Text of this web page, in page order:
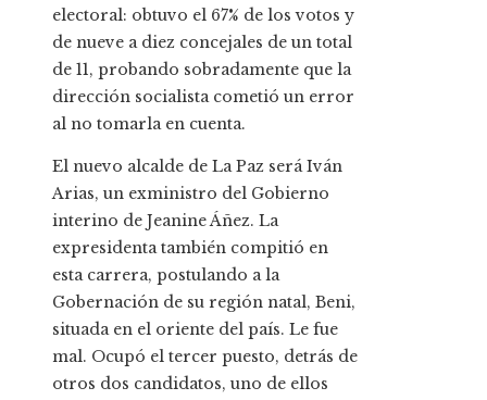
electoral: obtuvo el 67% de los votos y
de nueve a diez concejales de un total
de 11, probando sobradamente que la
dirección socialista cometió un error
al no tomarla en cuenta.
El nuevo alcalde de La Paz será Iván
Arias, un exministro del Gobierno
interino de Jeanine Áñez. La
expresidenta también compitió en
esta carrera, postulando a la
Gobernación de su región natal, Beni,
situada en el oriente del país. Le fue
mal. Ocupó el tercer puesto, detrás de
otros dos candidatos, uno de ellos